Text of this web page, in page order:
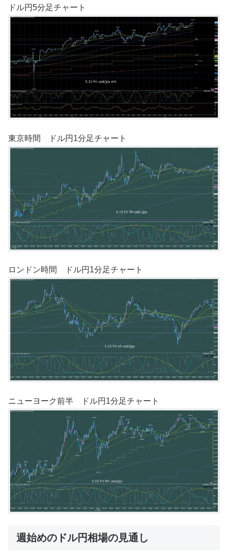
ドル円5分足チャート
東京時間 ドル円1分足チャート
ロンドン時間 ドル円1分足チャート
ニューヨーク前半 ドル円1分足チャート
週始めのドル円相場の見通し